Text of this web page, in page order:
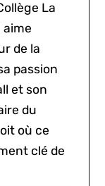
La
aime
de la
passion
et son
du
où ce
clé de